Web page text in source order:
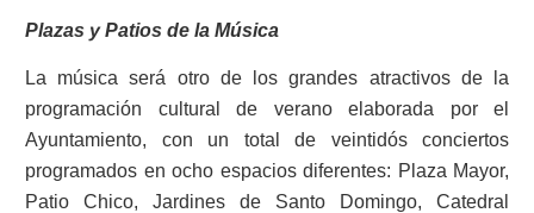
Plazas y Patios de la Música
La música será otro de los grandes atractivos de la
programación cultural de verano elaborada por el
Ayuntamiento, con un total de veintidós conciertos
programados en ocho espacios diferentes: Plaza Mayor,
Patio Chico, Jardines de Santo Domingo, Catedral